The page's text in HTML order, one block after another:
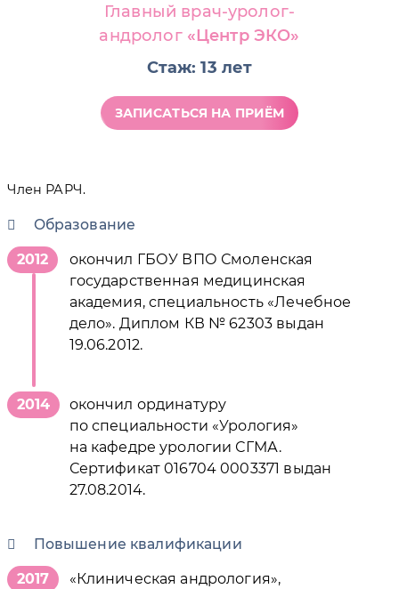
Главный врач-уролог-
андролог
Центр ЭКО
Стаж: 13 лет
ЗАПИСАТЬСЯ НА ПРИЁМ
Член РАРЧ.
Образование
2012
окончил ГБОУ ВПО Смоленская
государственная медицинская
академия, специальность «Лечебное
дело». Диплом КВ № 62303 выдан
19.06.2012.
2014
окончил ординатуру
по специальности «Урология»
на кафедре урологии СГМА.
Сертификат 016704 0003371 выдан
27.08.2014.
Повышение квалификации
2017
«Клиническая андрология»,